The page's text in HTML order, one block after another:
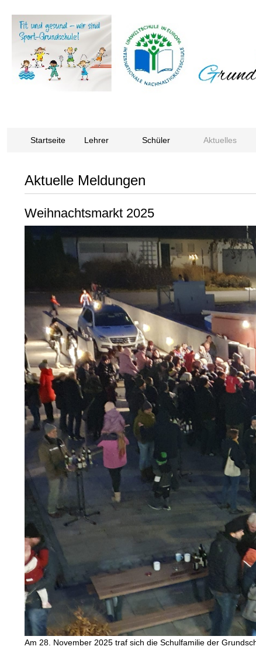
Startseite Lehrer Schüler Aktuelles
Aktuelle Meldungen
Weihnachtsmarkt 2025
Am 28. November 2025 traf sich die Schulfamilie der